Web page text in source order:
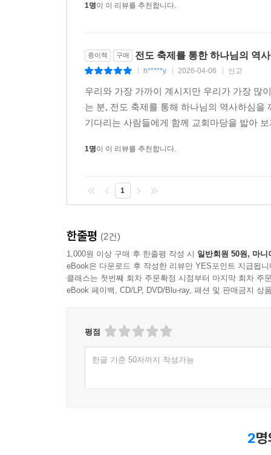
1명이 이 리뷰를 추천합니다.
종이책 구매 전도 축제를 통한 하나님의 역
h*****y 2026-04-06 신고
우리와 가장 가까이 계시지만 우리가 가장 많
는 분, 전도 축제를 통해 하나님의 역사하심
기다리는 사람들에게 함께 교회마당을 밟아
1명이 이 리뷰를 추천합니다.
1
한줄평 (2건)
1,000원 이상 구매 후 한줄평 작성 시 일반회원 50원, 마니
eBook은 다운로드 후 작성한 리뷰만 YES포인트 지급됩니
클래스는 첫번째 회차 주문확정 시점부터 마지막 회차 주
eBook 페이백, CD/LP, DVD/Blu-ray, 패션 및 판매금지 상
평점
한글 기준 50자까지 작성가능
2